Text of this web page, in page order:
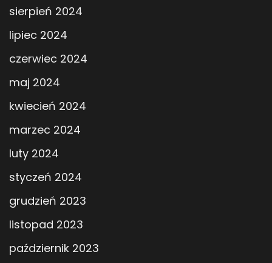
sierpień 2024
lipiec 2024
czerwiec 2024
maj 2024
kwiecień 2024
marzec 2024
luty 2024
styczeń 2024
grudzień 2023
listopad 2023
październik 2023